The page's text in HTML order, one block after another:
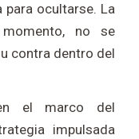
para ocultarse. La
no se
contra dentro del
el marco del
impulsada